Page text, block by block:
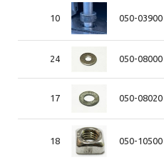
10 050-03900
24 050-08000
17 050-08020
18 050-10500